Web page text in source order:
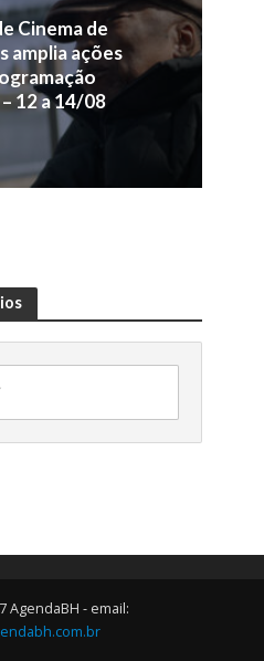
Cinema de
amplia ações
12 a 14/08
AgendaBH - email: